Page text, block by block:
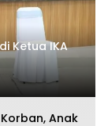
Ketua IKA
Anak